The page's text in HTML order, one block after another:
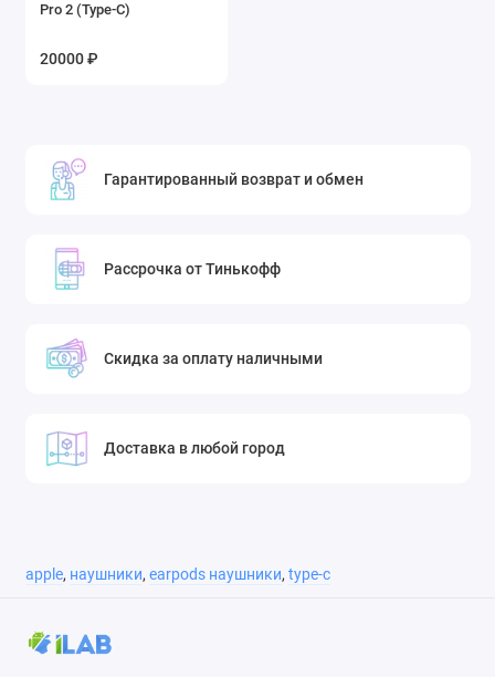
Pro 2 (Type-C)
20000 ₽
Гарантированный возврат и обмен
Рассрочка от Тинькофф
Скидка за оплату наличными
Доставка в любой город
apple, наушники, earpods наушники, type-c